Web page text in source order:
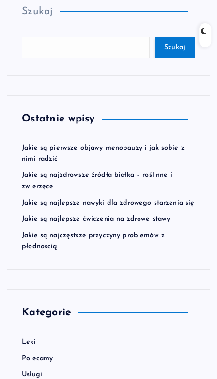
Szukaj
Szukaj
Ostatnie wpisy
Jakie są pierwsze objawy menopauzy i jak sobie z
nimi radzić
Jakie są najzdrowsze źródła białka – roślinne i
zwierzęce
Jakie są najlepsze nawyki dla zdrowego starzenia się
Jakie są najlepsze ćwiczenia na zdrowe stawy
Jakie są najczęstsze przyczyny problemów z
płodnością
Kategorie
Leki
Polecamy
Usługi